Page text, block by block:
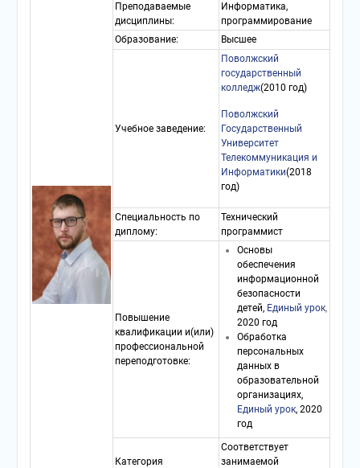
Преподаваемые
дисциплины:
Информатика,
программирование
Образование:
Высшее
Учебное заведение:
Поволжский
государственный
колледж(2010 год)
Поволжский
Государственный
Университет
Телекоммуникация и
Информатики(2018
год)
Специальность по
диплому:
Технический
программист
Повышение
квалификации и(или)
профессиональной
переподготовке:
Основы
обеспечения
информационной
безопасности
детей, Единый урок,
2020 год
Обработка
персональных
данных в
образовательной
организациях,
Единый урок, 2020
год
Категория
Соответствует
занимаемой